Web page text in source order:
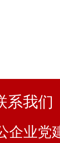
系我们
企业党